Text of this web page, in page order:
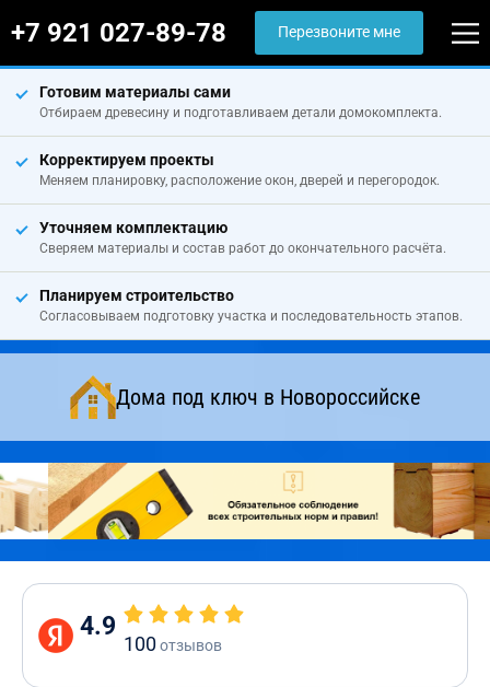
+7 921 027-89-78 Перезвоните мне
Готовим материалы сами
Отбираем древесину и подготавливаем детали домокомплекта.
Корректируем проекты
Меняем планировку, расположение окон, дверей и перегородок.
Уточняем комплектацию
Сверяем материалы и состав работ до окончательного расчёта.
Планируем строительство
Согласовываем подготовку участка и последовательность этапов.
Дома под ключ в Новороссийске
4.9
100отзывов